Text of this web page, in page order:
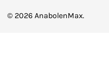
© 2026 AnabolenMax.